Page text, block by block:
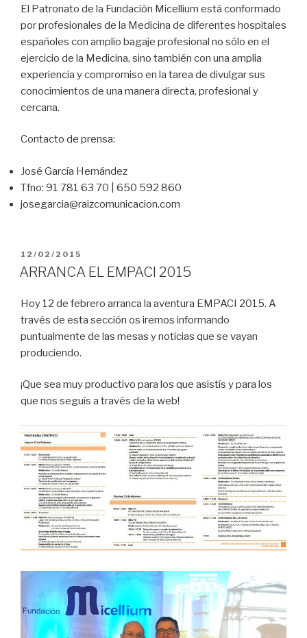
El Patronato de la Fundación Micellium está conformado
por profesionales de la Medicina de diferentes hospitales
españoles con amplio bagaje profesional no sólo en el
ejercicio de la Medicina, sino también con una amplia
experiencia y compromiso en la tarea de divulgar sus
conocimientos de una manera directa, profesional y
cercana.
Contacto de prensa:
José García Hernández
Tfno: 91 781 63 70 | 650 592 860
josegarcia@raizcomunicacion.com
PUBLICADO
EL
12/02/2015
ARRANCA EL EMPACI 2015
Hoy 12 de febrero arranca la aventura EMPACI 2015. A
través de esta sección os iremos informando
puntualmente de las mesas y noticias que se vayan
produciendo.
¡Que sea muy productivo para los que asistís y para los
que nos seguís a través de la web!